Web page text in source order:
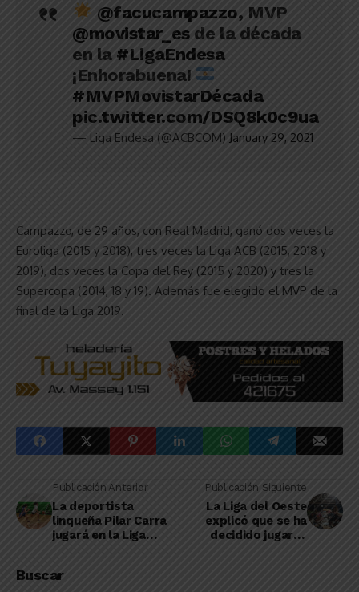
@facucampazzo, MVP
@movistar_esde la década
en la #LigaEndesa
¡Enhorabuena!
#MVPMovistarDécada
pic.twitter.com/DSQ8k0c9ua
— Liga Endesa (@ACBCOM) January 29, 2021
Campazzo, de 29 años, con Real Madrid, ganó dos veces la
Euroliga (2015 y 2018), tres veces la Liga ACB (2015, 2018 y
2019), dos veces la Copa del Rey (2015 y 2020) y tres la
Supercopa (2014, 18 y 19). Además fue elegido el MVP de la
final de la Liga 2019.
Publicación Anterior
La deportista
linqueña Pilar Carra
jugará en la Liga
Publicación Siguiente
La Liga del Oeste
explicó que se ha
decidido jugar el
Buscar